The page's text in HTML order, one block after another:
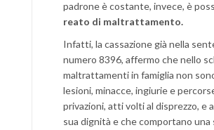
padrone è costante, invece, è
reato di maltrattamento.
Infatti, la cassazione già nella
numero 8396, affermo che nello
maltrattamenti in famiglia non
lesioni, minacce, ingiurie e
privazioni, atti volti al disprezzo, e
sua dignità e che comportano